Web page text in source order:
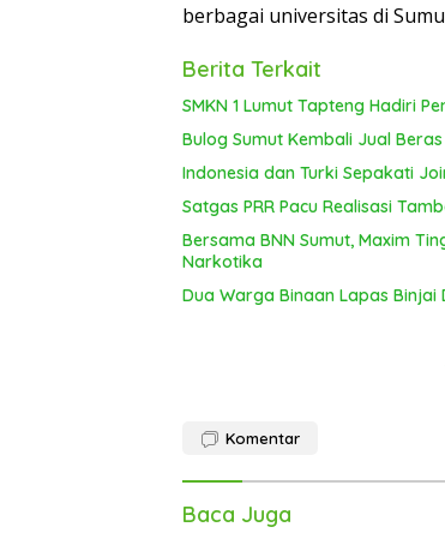
berbagai universitas di
Berita Terkait
SMKN 1 Lumut Tapteng Hadiri
Bulog Sumut Kembali Jual
Indonesia dan Turki Sepakati
Satgas PRR Pacu Realisasi
Bersama BNN Sumut, Maxim
Narkotika
Dua Warga Binaan Lapas
Komentar
Baca Juga